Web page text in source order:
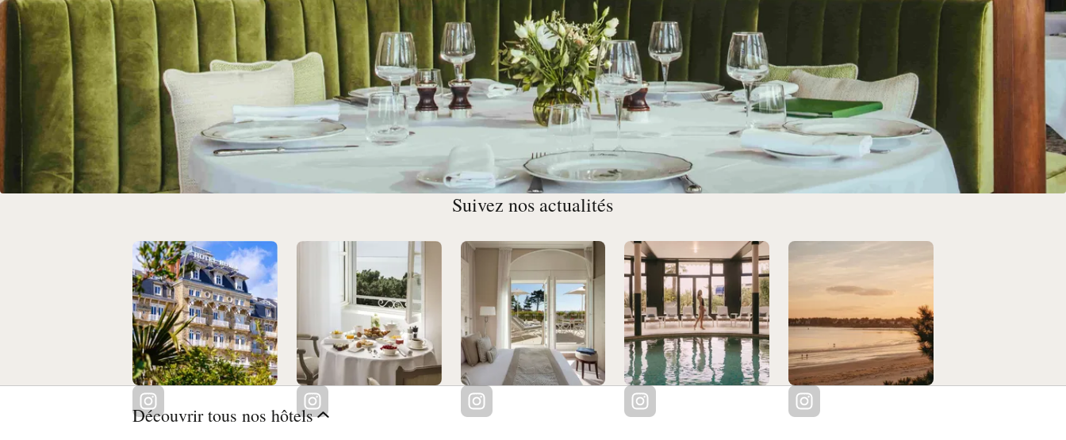
Les pieds dans le sable, au bord de la piscine ou entouré d'un golf
verdoyant, à chaque table Barrière son cadre enchanteur. Cuisine
gastronomique sophistiquée au Castel Marie-Louise, grands classiques
français au Fouquet's du Royal ou fraîcheur des produits de la criée à
l'Eden Beach... Découvrez les 9 restaurants et bars du Resort Barrière La
Voir tous nos restaurants
Suivez nos actualités
Découvrir tous nos hôtels